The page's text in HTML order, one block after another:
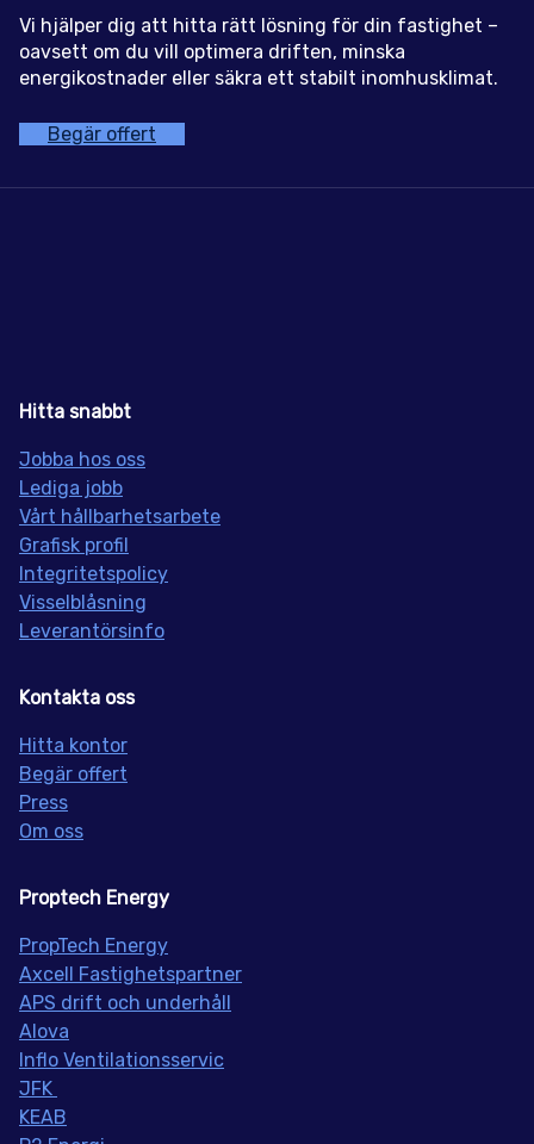
Vi hjälper dig att hitta rätt lösning för din fastighet –
oavsett om du vill optimera driften, minska
energikostnader eller säkra ett stabilt inomhusklimat.
Begär offert
Hitta snabbt
Jobba hos oss
Lediga jobb
Vårt hållbarhetsarbete
Grafisk profil
Integritetspolicy
Visselblåsning
Leverantörsinfo
Kontakta oss
Hitta kontor
Begär offert
Press
Om oss
Proptech Energy
PropTech Energy
Axcell Fastighetspartner
APS drift och underhåll
Alova
Inflo Ventilationsservic
JFK
KEAB